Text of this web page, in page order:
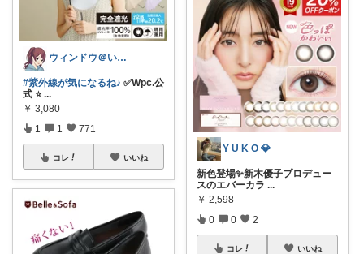
ウィンドウ＠いつもありがとうございます♪
#紫外線が気になるね♪ ✅Wpc.公
式 ⭐ ...
￥ 3,080
1 1 771
コレ いいね
Y U K O 💎
新色登場✨新木優子プロデュー
スのエバーカラ ...
￥ 2,598
0 0 2
コレ いいね